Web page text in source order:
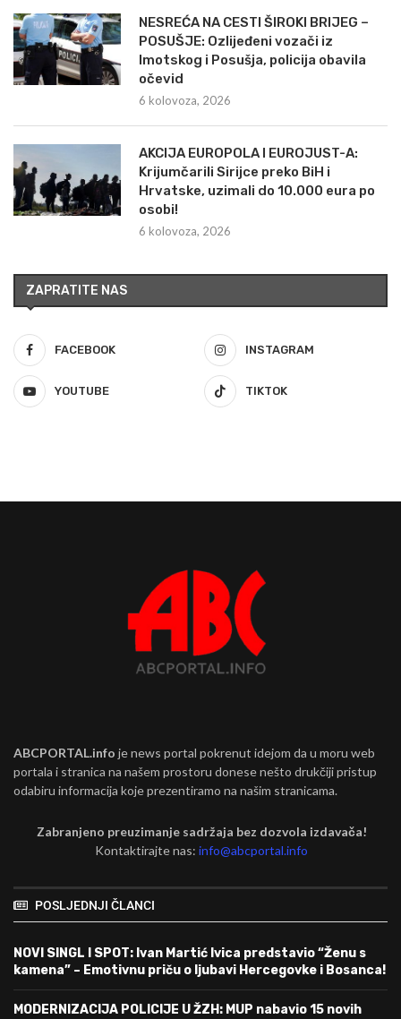
NESREĆA NA CESTI ŠIROKI BRIJEG –
POSUŠJE: Ozlijeđeni vozači iz
Imotskog i Posušja, policija obavila
očevid
6 kolovoza, 2026
AKCIJA EUROPOLA I EUROJUST-A:
Krijumčarili Sirijce preko BiH i
Hrvatske, uzimali do 10.000 eura po
osobi!
6 kolovoza, 2026
ZAPRATITE NAS
FACEBOOK INSTAGRAM
YOUTUBE TIKTOK
ABCPORTAL.info je news portal pokrenut idejom da u moru web
portala i stranica na našem prostoru donese nešto drukčiji pristup
odabiru informacija koje prezentiramo na našim stranicama.
Zabranjeno preuzimanje sadržaja bez dozvola izdavača!
Kontaktirajte nas:info@abcportal.info
POSLJEDNJI ČLANCI
NOVI SINGL I SPOT: Ivan Martić Ivica predstavio “Ženu s
kamena” – Emotivnu priču o ljubavi Hercegovke i Bosanca!
MODERNIZACIJA POLICIJE U ŽZH: MUP nabavio 15 novih